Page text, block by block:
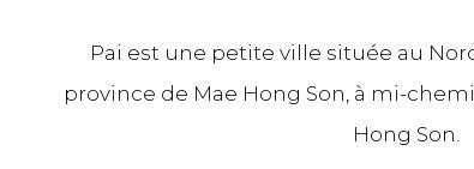
Pai est une petite ville située au
province de Mae Hong Son, à mi-
Hong Son.